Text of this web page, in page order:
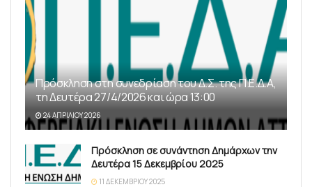
Πρόσκληση στη συνεδρίαση του Δ.Σ. της Π.Ε.Δ.Α,
τη Δευτέρα 27/4/2026 και ώρα 13:00
24 ΑΠΡΙΛΊΟΥ 2026
Πρόσκληση σε συνάντηση Δημάρχων την
Δευτέρα 15 Δεκεμβρίου 2025
11 ΔΕΚΕΜΒΡΊΟΥ 2025